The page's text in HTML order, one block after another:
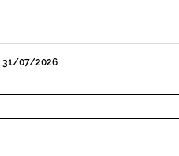
31/07/2026